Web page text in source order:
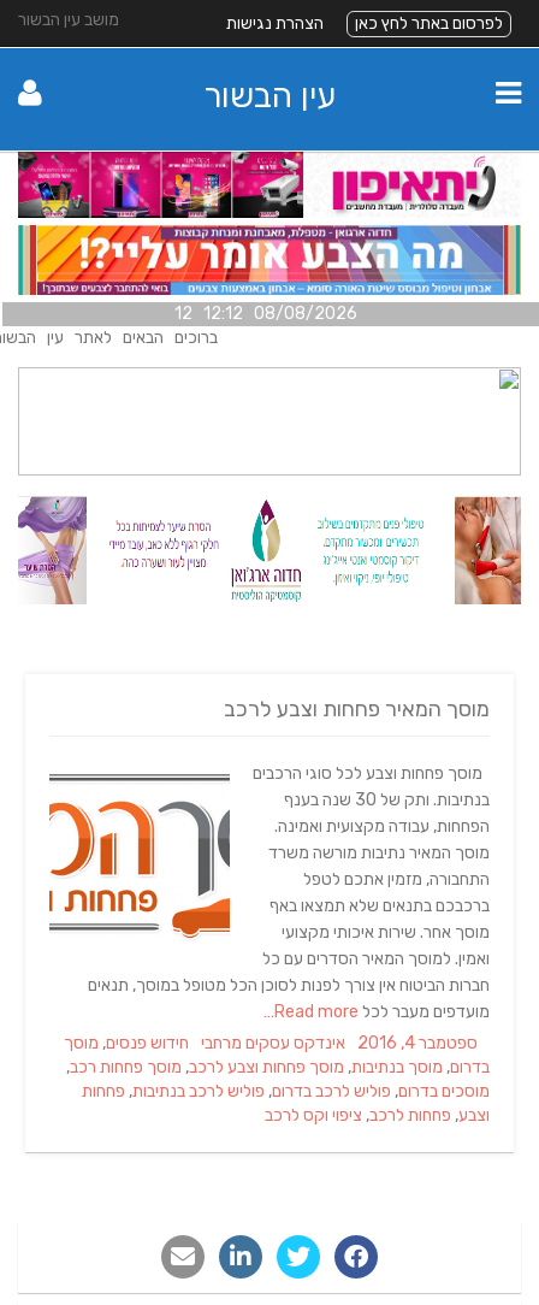
מושב עין הבשור לפרסום באתר לחץ כאן הצהרת נגישות
עין הבשור
08/08/2026 12:12 12
ברוכים הבאים לאתר עין הבשור
מוסך המאיר פחחות וצבע לרכב
מוסך פחחות וצבע לכל סוגי הרכבים
בנתיבות. ותק של 30 שנה בענף
הפחחות, עבודה מקצועית ואמינה.
מוסך המאיר נתיבות מורשה משרד
התחבורה, מזמין אתכם לטפל
ברכבכם בתנאים שלא תמצאו באף
מוסך אחר. שירות איכותי מקצועי
ואמין. למוסך המאיר הסדרים עם כל
חברות הביטוח אין צורך לפנות לסוכן הכל מטופל במוסך, תנאים
מועדפים מעבר לכל
Posted
on
ספטמבר 4, 2016 Categories
אינדקס עסקים מרחבי Tags
חידוש פנסים, מוסך
בדרום, מוסך בנתיבות, מוסך פחחות וצבע לרכב, מוסך פחחות רכב,
מוסכים בדרום, פוליש לרכב בדרום, פוליש לרכב בנתיבות, פחחות
וצבע, פחחות לרכב, ציפוי וקס לרכב